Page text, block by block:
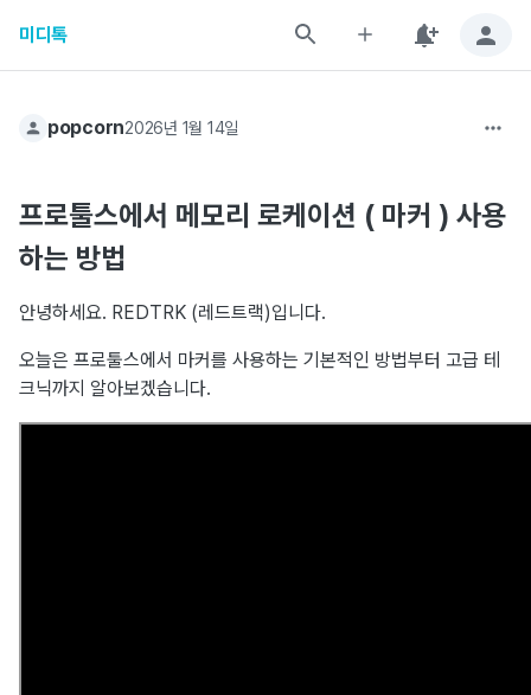
미디톡
popcorn2026년 1월 14일
프로툴스에서 메모리 로케이션 ( 마커 ) 사용
하는 방법
안녕하세요. REDTRK (레드트랙)입니다.
오늘은 프로툴스에서 마커를 사용하는 기본적인 방법부터 고급 테
크닉까지 알아보겠습니다.